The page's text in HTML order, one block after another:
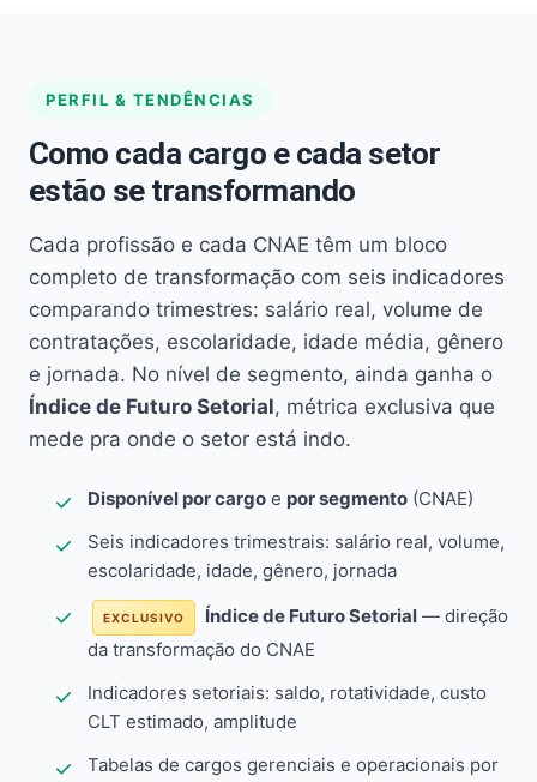
PERFIL & TENDÊNCIAS
Como cada cargo e cada setor
estão se transformando
Cada profissão e cada CNAE têm um bloco
completo de transformação com seis indicadores
comparando trimestres: salário real, volume de
contratações, escolaridade, idade média, gênero
e jornada. No nível de segmento, ainda ganha o
Índice de Futuro Setorial, métrica exclusiva que
mede pra onde o setor está indo.
Disponível por cargo e por segmento (CNAE)
Seis indicadores trimestrais: salário real, volume,
escolaridade, idade, gênero, jornada
EXCLUSIVO Índice de Futuro Setorial — direção
da transformação do CNAE
Indicadores setoriais: saldo, rotatividade, custo
CLT estimado, amplitude
Tabelas de cargos gerenciais e operacionais por